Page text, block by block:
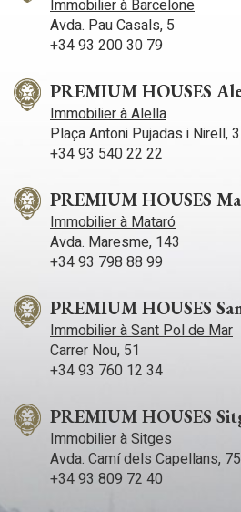
et un local technique. L'extérieur de
plusieurs terrasses, d'une terrasse-
d'un jacuzzi avec vues sur la mer, le
Immobilier à Barcelone
Avda. Pau Casals, 5
+34 93 200 30 79
PREMIUM HOUSES
Immobilier à Alella
Plaça Antoni Pujadas i Nirell, 3
+34 93 540 22 22
PREMIUM HOUSES
Immobilier à Mataró
Avda. Maresme, 143
+34 93 798 88 99
PREMIUM HOUSES
Immobilier à Sant Pol de Mar
Carrer Nou, 51
+34 93 760 12 34
PREMIUM HOUSES
Immobilier à Sitges
Avda. Camí­ dels Capellans,
+34 93 809 72 40